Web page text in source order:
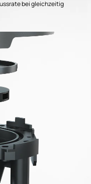
bei gleichzeitig